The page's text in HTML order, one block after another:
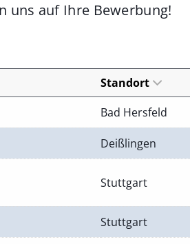
uns auf Ihre Bewerbung!
Standort
Bad Hersfeld
Deißlingen
Stuttgart
Stuttgart